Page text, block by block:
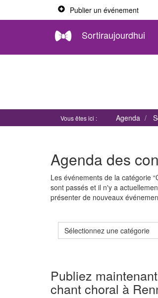
Publier un événement
Sortiraujourdhui
Vous êtes ici : Agenda
Agenda des
Les événements de la catégorie
sont passés et il n'y a
présenter de nouveaux
Sélectionnez une catégorie
Publiez
chant choral à